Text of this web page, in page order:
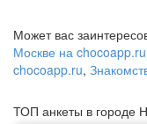
Может вас
Москве на chocoapp.ru
chocoapp.ru,
ТОП анкеты в городе